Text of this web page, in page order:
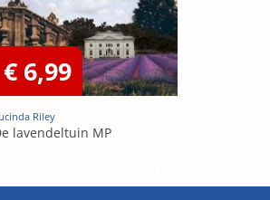
€ 6,99
Riley
lavendeltuin MP